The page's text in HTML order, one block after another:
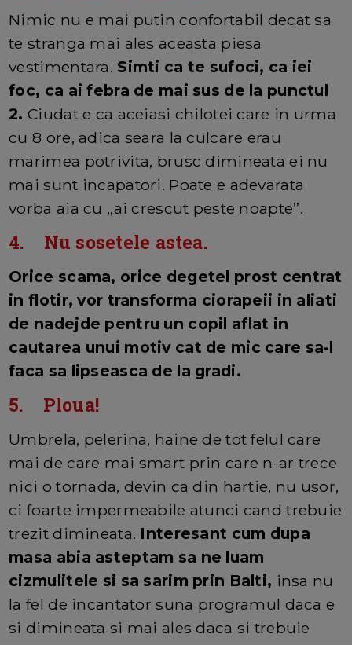
Nimic nu e mai putin confortabil decat sa
te stranga mai ales aceasta piesa
vestimentara. Simti ca te sufoci, ca iei
foc, ca ai febra de mai sus de la punctul
2.Ciudat e ca aceiasi chilotei care in urma
cu 8 ore, adica seara la culcare erau
marimea potrivita, brusc dimineata ei nu
mai sunt incapatori. Poate e adevarata
vorba aia cu ,,ai crescut peste noapte’’.
4. Nu sosetele astea.
Orice scama, orice degetel prost centrat
in flotir, vor transforma ciorapeii in aliati
de nadejde pentru un copil aflat in
cautarea unui motiv cat de mic care sa-l
faca sa lipseasca de la gradi.
5. Ploua!
Umbrela, pelerina, haine de tot felul care
mai de care mai smart prin care n-ar trece
nici o tornada, devin ca din hartie, nu usor,
ci foarte impermeabile atunci cand trebuie
trezit dimineata. Interesant cum dupa
masa abia asteptam sa ne luam
cizmulitele si sa sarim prin Balti, insa nu
la fel de incantator suna programul daca e
si dimineata si mai ales daca si trebuie